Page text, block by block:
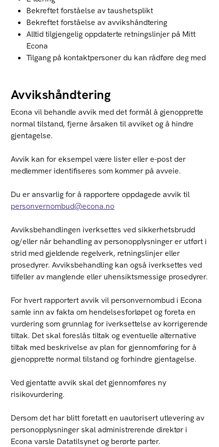
Bekreftet forståelse av taushetsplikt
Bekreftet forståelse av avvikshåndtering
Alltid tilgjengelig oppdaterte retningslinjer på Mitt
Econa
Tilgang på kontaktpersoner du kan rådføre deg med
Avvikshåndtering
Econa vil behandle avvik med det formål å gjenopprette
normal tilstand, fjerne årsaken til avviket og å hindre
gjentagelse.
Avvik kan for eksempel være lister eller e-post der
medlemmer identifiseres som kommer på avveie.
Du er ansvarlig for å rapportere oppdagede avvik til
personvernombud@econa.no
Avviksbehandlingen iverksettes ved sikkerhetsbrudd
og/eller når behandling av personopplysninger er utført i
strid med gjeldende regelverk, retningslinjer eller
prosedyrer. Avviksbehandling kan også iverksettes ved
tilfeller av manglende eller uhensiktsmessige prosedyrer.
For hvert rapportert avvik vil personvernombud i Econa
samle inn av fakta om hendelsesforløpet og foreta en
vurdering som grunnlag for iverksettelse av korrigerende
tiltak. Det skal foreslås tiltak og eventuelle alternative
tiltak med beskrivelse av plan for gjennomføring for å
gjenopprette normal tilstand og forhindre gjentagelse.
Ved gjentatte avvik skal det gjennomføres ny
risikovurdering.
Dersom det har blitt foretatt en uautorisert utlevering av
personopplysninger skal administrerende direktør i
Econa varsle Datatilsynet og berørte parter.